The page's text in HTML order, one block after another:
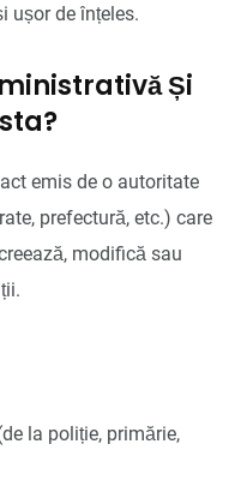
ușor de înțeles.
Și
emis de o autoritate
prefectură, etc.) care
modifică sau
la poliție, primărie,